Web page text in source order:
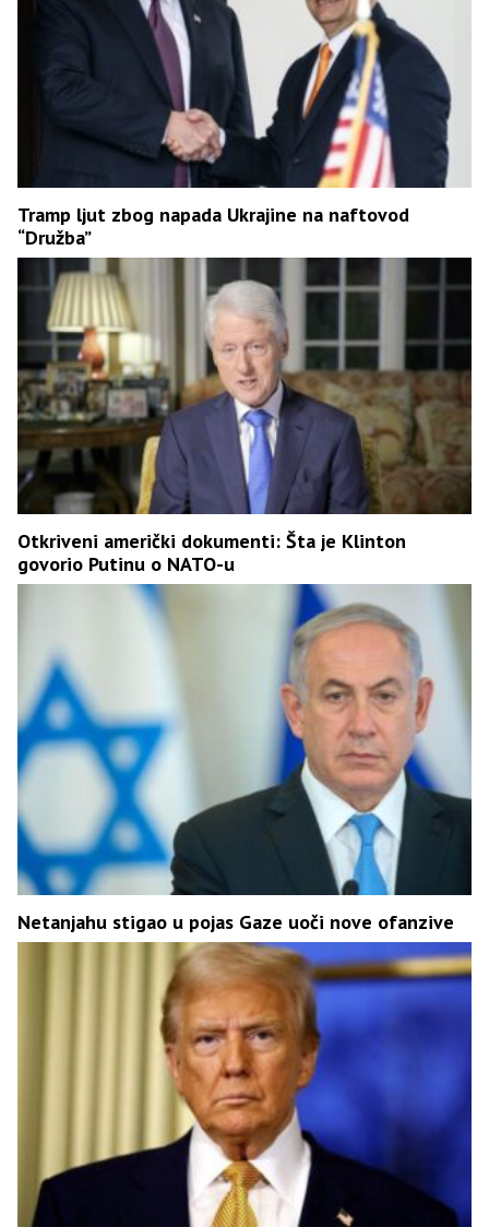
Tramp ljut zbog napada Ukrajine na naftovod
“Družba”
Otkriveni američki dokumenti: Šta je Klinton
govorio Putinu o NATO-u
Netanjahu stigao u pojas Gaze uoči nove ofanzive